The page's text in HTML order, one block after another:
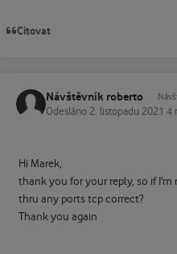
Citovat
Návštěvník roberto
Odesláno 2. listopadu 2021 4
Hi Marek,
thank you for your reply, so if I'm
thru any ports tcp correct?
Thank you again